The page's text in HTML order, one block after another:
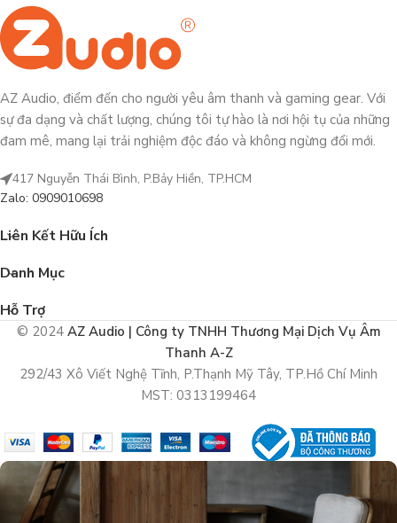
AZ Audio, điểm đến cho người yêu âm thanh và gaming gear. Với
sự đa dạng và chất lượng, chúng tôi tự hào là nơi hội tụ của những
đam mê, mang lại trải nghiệm độc đáo và không ngừng đổi mới.
417 Nguyễn Thái Bình, P.Bảy Hiền, TP.HCM
Zalo: 0909010698
Liên Kết Hữu Ích
Danh Mục
Hỗ Trợ
© 2024 AZ Audio | Công ty TNHH Thương Mại Dịch Vụ Âm
Thanh A-Z
292/43 Xô Viết Nghệ Tĩnh, P.Thạnh Mỹ Tây, TP.Hồ Chí Minh
MST: 0313199464